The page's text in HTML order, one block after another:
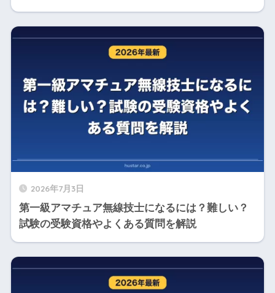
2026年7月3日
第一級アマチュア無線技士になるには？難しい？
試験の受験資格やよくある質問を解説